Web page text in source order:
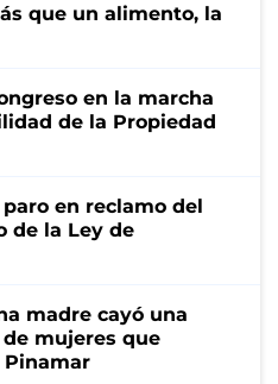
que un alimento, la
en la marcha
de la Propiedad
en reclamo del
de la Ley de
madre cayó una
mujeres que
Pinamar